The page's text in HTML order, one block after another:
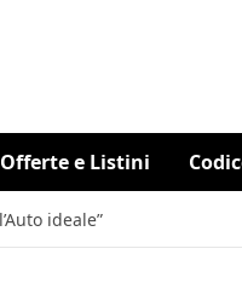
Offerte e Listini
ideale”